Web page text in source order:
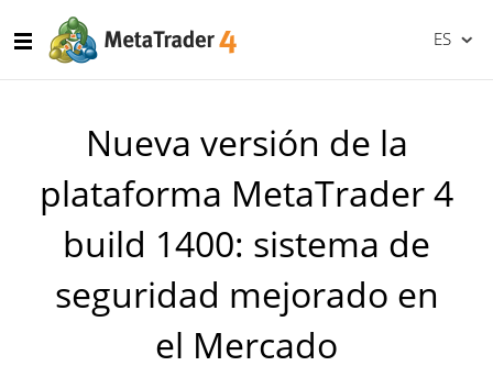
ES
Nueva versión de la
plataforma MetaTrader 4
build 1400: sistema de
seguridad mejorado en
el Mercado